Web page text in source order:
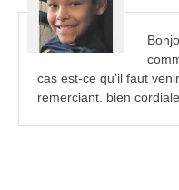
cas est-ce qu'il faut
remerciant. bien